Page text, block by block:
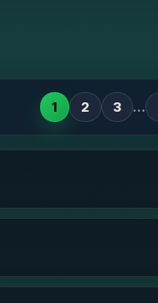
1 2 3 …